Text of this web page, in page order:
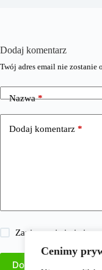
Cenimy
Dodaj komentarz
Twój adres email nie zostanie
Nazwa*
Dodaj komentarz *
Zapisz moje imię i
Dodaj komentarz